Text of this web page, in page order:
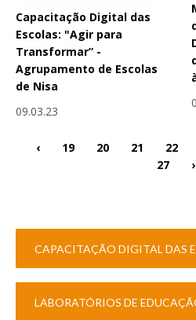
Capacitação Digital das
Escolas: "Agir para
Transformar” -
Agrupamento de Escolas
de Nisa
09.03.23
‹ 19 20 21 22
27
›
CAPACITAÇÃO DIGITAL DAS
LABORATÓRIOS DE